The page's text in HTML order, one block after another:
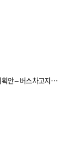
[졸업논문] 강소정 | 유휴공간 입체화를 통한 공공주택 계획안 – 버스차고지를 중심으로 - A Study on the Planning of Public Housing through the Multi-dimensional Design of Underutilized Space -Focusing on the Bus garage-